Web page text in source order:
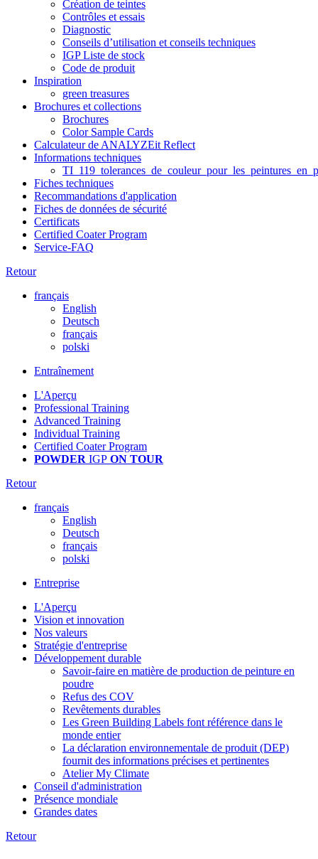
Création de teintes
Contrôles et essais
Diagnostic
Conseils d’utilisation et conseils techniques
IGP Liste de stock
Code de produit
Inspiration
green treasures
Brochures et collections
Brochures
Color Sample Cards
Calculateur de ANALYZEit Reflect
Informations techniques
Fiches techniques
Recommandations d'application
Fiches de données de sécurité
Certificats
Certified Coater Program
Service-FAQ
Retour
français
English
Deutsch
français
polski
Entraînement
L'Aperçu
Professional Training
Advanced Training
Individual Training
Certified Coater Program
POWDER IGP ON TOUR
Retour
français
English
Deutsch
français
polski
Entreprise
L'Aperçu
Vision et innovation
Nos valeurs
Stratégie d'entreprise
Développement durable
Savoir-faire en matière de production de peinture en
poudre
Refus des COV
Revêtements durables
Les Green Building Labels font référence dans le
monde entier
La déclaration environnementale de produit (DEP)
fournit des informations précises et pertinentes
Atelier My Climate
Conseil d'administration
Présence mondiale
Grandes dates
Retour